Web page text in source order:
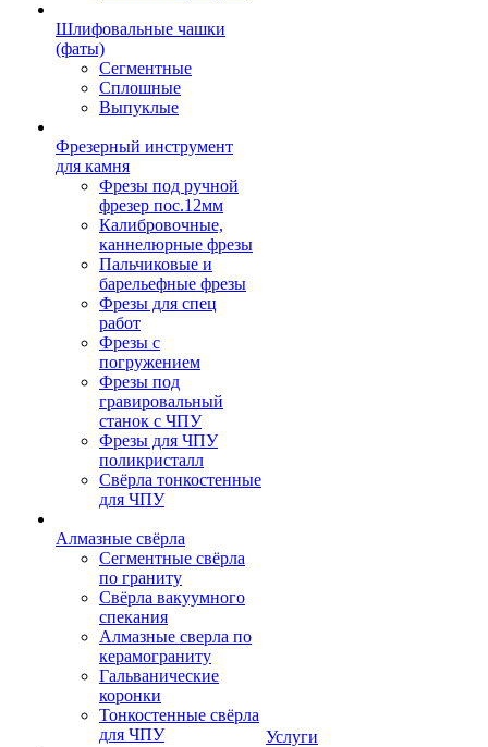
Шлифовальные чашки
(фаты)
Сегментные
Сплошные
Выпуклые
Фрезерный инструмент
для камня
Фрезы под ручной
фрезер пос.12мм
Калибровочные,
каннелюрные фрезы
Пальчиковые и
барельефные фрезы
Фрезы для спец
работ
Фрезы с
погружением
Фрезы под
гравировальный
станок с ЧПУ
Фрезы для ЧПУ
поликристалл
Свёрла тонкостенные
для ЧПУ
Алмазные свёрла
Сегментные свёрла
по граниту
Свёрла вакуумного
спекания
Алмазные сверла по
керамограниту
Гальванические
коронки
Тонкостенные свёрла
для ЧПУ
Услуги